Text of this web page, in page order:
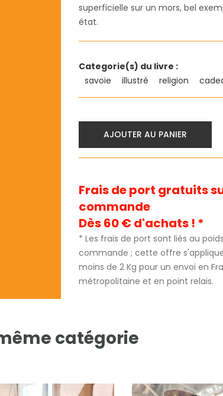
superficielle sur un mors, bel
état.
Categorie(s) du livre :
savoie
illustré religion
AJOUTER AU PANIER
Frais de port gratuits
commande
Dès 60 € d'achats ! *
* Les frais de port sont liés au
commande ; cette offre
moins de 2 Kg pour un envoi en
métropolitaine et en point relais.
catégorie